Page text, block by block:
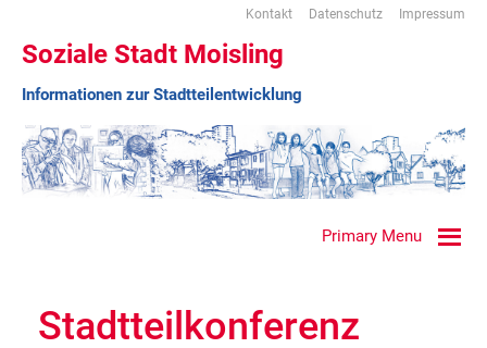
Kontakt Datenschutz Impressum
Soziale Stadt Moisling
Informationen zur Stadtteilentwicklung
Primary Menu
Stadtteilkonferenz